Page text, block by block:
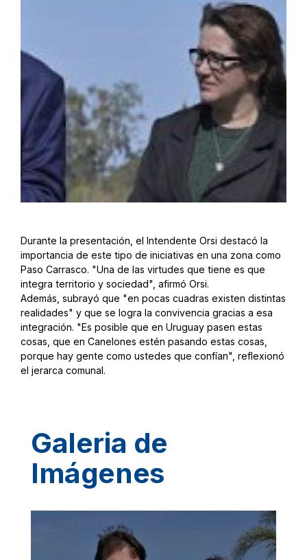
Durante la presentación, el Intendente Orsi destacó la
importancia de este tipo de iniciativas en una zona como
Paso Carrasco. "Una de las virtudes que tiene es que
integra territorio y sociedad", afirmó Orsi.
Además, subrayó que "en pocas cuadras existen distintas
realidades" y que se logra la convivencia gracias a esa
integración. "Es posible que en Uruguay pasen estas
cosas, que en Canelones estén pasando estas cosas,
porque hay gente como ustedes que confían", reflexionó
el jerarca comunal.
Galeria de
Imágenes